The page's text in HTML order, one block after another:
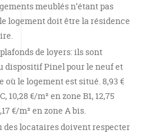
meublés n’étant pas
logement doit être la résidence
de loyers: ils sont
dispositif Pinel pour le neuf et
où le logement est situé. 8,93 €
10,28 €/m² en zone B1, 12,75
€/m² en zone A bis.
des locataires doivent respecter